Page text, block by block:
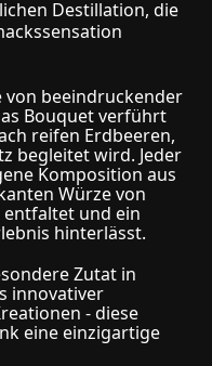
Destillation, die
von beeindruckender
Bouquet verführt
reifen Erdbeeren,
begleitet wird. Jeder
Komposition aus
Würze von
entfaltet und ein
hinterlässt.
Zutat in
innovativer
- diese
eine einzigartige